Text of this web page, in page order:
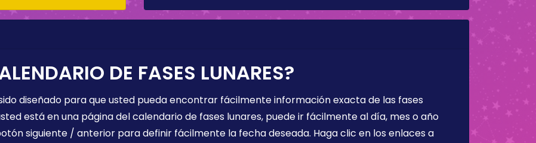
DE FASES LUNARES?
diseñado para que usted pueda encontrar fácilmente información exacta de las fases
está en una página del calendario de fases lunares, puede ir fácilmente al día, mes o año
siguiente / anterior para definir fácilmente la fecha deseada. Haga clic en los enlaces a